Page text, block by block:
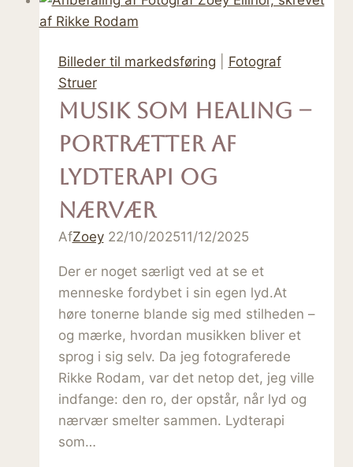
vejen
Billeder til markedsføring
Fotograf
Struer
Musik som healing –
portrætter af
lydterapi og
nærvær
AfZoey 22/10/202511/12/2025
Der er noget særligt ved at se et
menneske fordybet i sin egen lyd.At
høre tonerne blande sig med stilheden –
og mærke, hvordan musikken bliver et
sprog i sig selv. Da jeg fotograferede
Rikke Rodam, var det netop det, jeg ville
indfange: den ro, der opstår, når lyd og
nærvær smelter sammen. Lydterapi
som…